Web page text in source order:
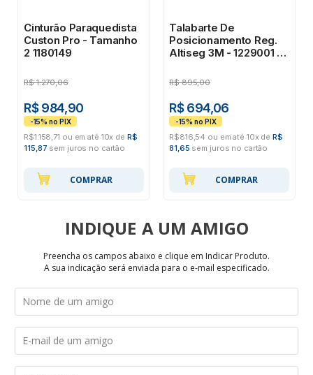
Cinturão Paraquedista
Custon Pro - Tamanho
2 1180149
R$ 1.270,06
R$ 984,90
R$1.158,71 ou em até 10x de R$
115,87 sem juros no cartão
COMPRAR
Talabarte De
Posicionamento Reg.
Altiseg 3M - 1229001 -
R$ 895,00
R$ 694,06
R$816,54 ou em até 10x deR$
81,65 sem juros no cartão
COMPRAR
INDIQUE
Preencha os campos abaixo e clique em Indicar Produto.
A sua indicação será enviada para o e-mail especificado.